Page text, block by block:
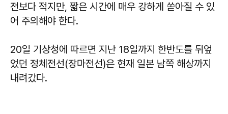
전보다 적지만, 짧은 시간에 매우 강하게 쏟아질 수 있
어 주의해야 한다.
20일 기상청에 따르면 지난 18일까지 한반도를 뒤엎
었던 정체전선(장마전선)은 현재 일본 남쪽 해상까지
내려갔다.